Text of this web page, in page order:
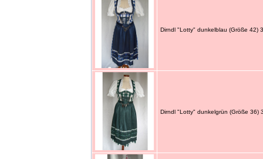
Dirndl "Lotty" dunkelblau (Größe 42)
Dirndl "Lotty" dunkelgrün (Größe 36)